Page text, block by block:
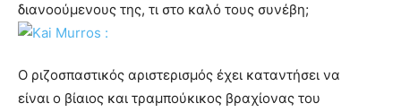
διανοούμενους της, τι στο καλό τους συνέβη;
Ο ριζοσπαστικός αριστερισμός έχει καταντήσει να
είναι ο βίαιος και τραμπούκικος βραχίονας του